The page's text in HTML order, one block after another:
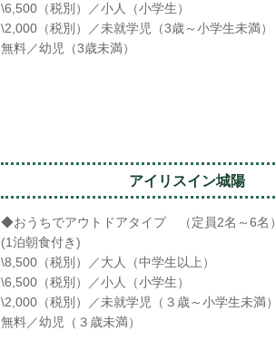
\6,500（税別）／小人（小学生）
\2,000（税別）／未就学児（3歳～小学生未満）
無料／幼児（3歳未満）
アイリスイン城陽
◆おうちでアウトドアタイプ （定員2名～6名）
(1泊朝食付き)
\8,500（税別）／大人（中学生以上）
\6,500（税別）／小人（小学生）
\2,000（税別）／未就学児（３歳～小学生未満）
無料／幼児（３歳未満）